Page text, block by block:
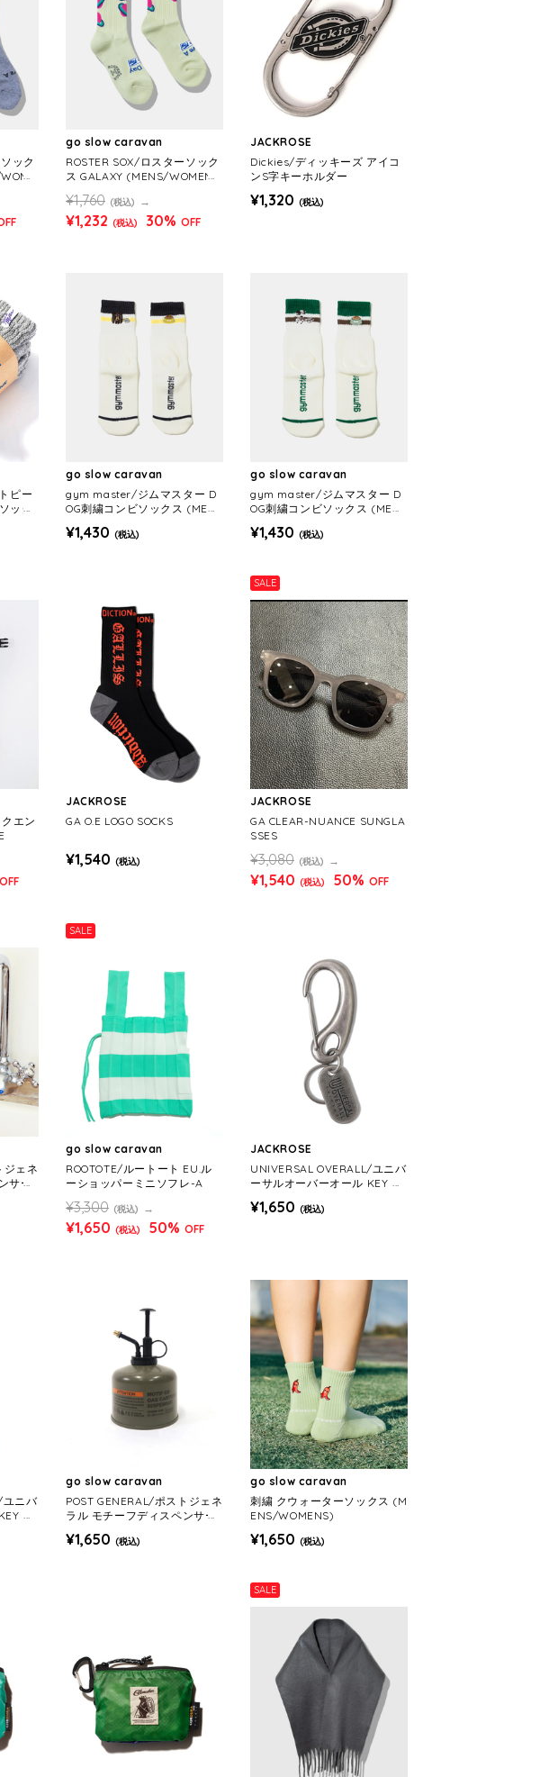
ック
go slow caravan
ROSTER SOX/ロスターソック
ス GALAXY (MENS/WOMEN
¥1,760 (税込)
¥1,232 (税込) 30% OFF
JACKROSE
Dickies/ディッキーズ アイコ
ンS字キーホルダー
¥1,320 (税込)
ピー
ック
go slow caravan
gym master/ジムマスター D
OG刺繍コンビソックス (MEN
¥1,430 (税込)
go slow caravan
gym master/ジムマスター D
OG刺繍コンビソックス (MEN
¥1,430 (税込)
エン
OFF
JACKROSE
GA O.E LOGO SOCKS
¥1,540 (税込)
SALE
JACKROSE
GA CLEAR-NUANCE SUNGLA
SSES
¥3,080 (税込)
¥1,540 (税込) 50% OFF
ジェネ
サー
SALE
go slow caravan
ROOTOTE/ルートート EU.ル
ーショッパーミニソフレ-A
¥3,300 (税込)
¥1,650 (税込) 50% OFF
JACKROSE
UNIVERSAL OVERALL/ユニバ
ーサルオーバーオール KEY RI
¥1,650 (税込)
ユニバ
RI
go slow caravan
POST GENERAL/ポストジェネ
ラル モチーフディスペンサー
¥1,650 (税込)
go slow caravan
刺繍 クウォーターソックス (M
ENS/WOMENS)
¥1,650 (税込)
SALE